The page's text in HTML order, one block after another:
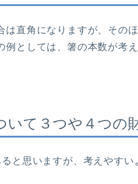
は直角になりますが、その
例としては、箸の本数が考
いて３つや４つの
と思いますが、考えやす